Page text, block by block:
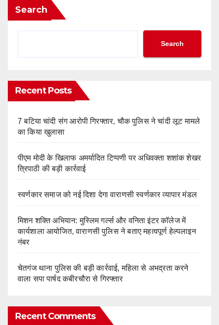
Search
Search
Recent Posts
7 बटिया चांदी संग आरोपी गिरफ्तार, चौक पुलिस ने चांदी लूट मामले
का किया खुलासा
पीएम मोदी के खिलाफ अमर्यादित टिप्पणी पर अधिवक्ता शशांक शेखर
त्रिपाठी की बड़ी कार्रवाई
स्वर्णकार समाज को नई दिशा देगा वाराणसी स्वर्णकार व्यापार मंडल
मिशन शक्ति अभियान: मुस्लिम गर्ल्स और वनिता इंटर कॉलेज में
कार्यशाला आयोजित, वाराणसी पुलिस ने बताए महत्वपूर्ण हेल्पलाइन
नंबर
चेतगंज थाना पुलिस की बड़ी कार्रवाई, महिला से अभद्रता करने
वाला सपा पार्षद कबीरचौरा से गिरफ्तार
Recent Comments